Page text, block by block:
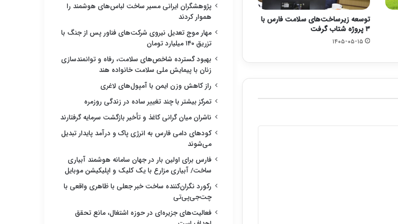
توسعه زیرساخت‌های سلامت فارس با
۳ پروژه شتاب گرفت
۱۴۰۵-۰۵-۱۵
پژوهشگران ایرانی مسیر ساخت لباس‌های هوشمند را
هموار کردند
مهار موج تعدیل نیروی شرکت‌های فناور پس از جنگ با
تزریق ۱۴۰ میلیارد تومان
بهبود گسترده شاخص‌های سلامت، رفاه و توانمندسازی
زنان با پیمایش ملی سلامت خانواده هند
راز کاهش وزن ایمن با آمپول‌های لاغری
تمرکز بیشتر با چند تغییر ساده در زندگی روزمره
ناشران میان گرانی کاغذ و تأخیر بازگشت سرمایه گرفتارند
کودهای دامی فارس به انرژی پاک و درآمد پایدار تبدیل
می‌شوند
فارس برای اولین بار در جهان سامانه هوشمند آبیاری
ساخت/ آبیاری مزارع با یک کلیک و اپلیکیشن موبایل
رکورد نگران‌کننده ساخت خبر جعلی با ظاهری واقعی با
چت‌جی‌پی‌تی
فعالیت‌های جزیره‌ای در حوزه اشتغال، مانع تحقق